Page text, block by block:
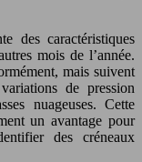
des caractéristiques
mois de l’année.
mais suivent
de pression
nuageuses. Cette
un avantage pour
des créneaux